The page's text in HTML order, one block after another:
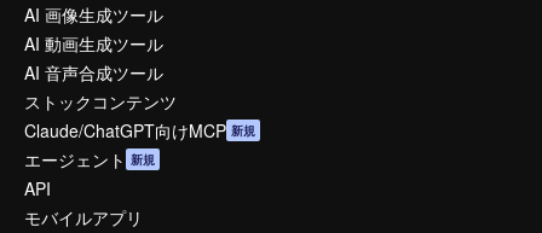
AI 画像生成ツール
AI 動画生成ツール
AI 音声合成ツール
ストックコンテンツ
Claude/ChatGPT向けMCP 新規
エージェント 新規
API
モバイルアプリ